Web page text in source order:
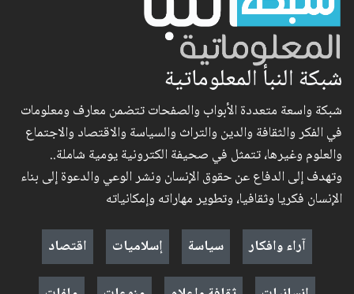
شبكة النبأ المعلوماتية
شبكة واسعة متعددة الأبواب والصفحات تتضمن معارف ومعلومات
في الفكر والثقافة والدين والتراث والسياسة والاقتصاد والاجتماع
والعلوم وغيرها، تتمثل في صحيفة الكترونية يومية شاملة..
وتهدف إلى الدفاع عن حقوق الإنسان ونشر الوعي والدعوة إلى بناء
الإنسان فكريا وثقافيا، وتطوير مهاراته وإمكانياته
آراء وافكار
سياسة إسلاميات
اقتصاد